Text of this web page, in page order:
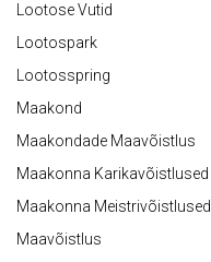
Lootose Vutid
Lootospark
Lootosspring
Maakond
Maakondade Maavõistlus
Maakonna Karikavõistlused
Maakonna Meistrivõistlused
Maavõistlus